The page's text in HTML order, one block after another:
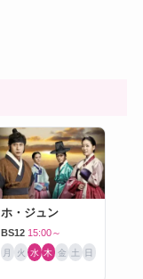
ホ・ジュン
BS12 15:00～
月 火 水 木 金 土 日